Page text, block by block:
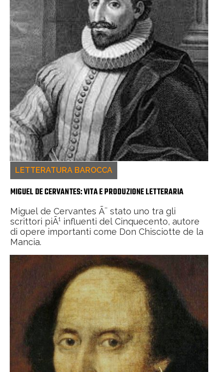
LETTERATURA BAROCCA
MIGUEL DE CERVANTES: VITA E PRODUZIONE LETTERARIA
Miguel de Cervantes Ã¨ stato uno tra gli
scrittori piÃ¹ influenti del Cinquecento, autore
di opere importanti come Don Chisciotte de la
Mancia.